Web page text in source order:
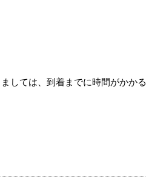
しては、到着までに時間がかかる